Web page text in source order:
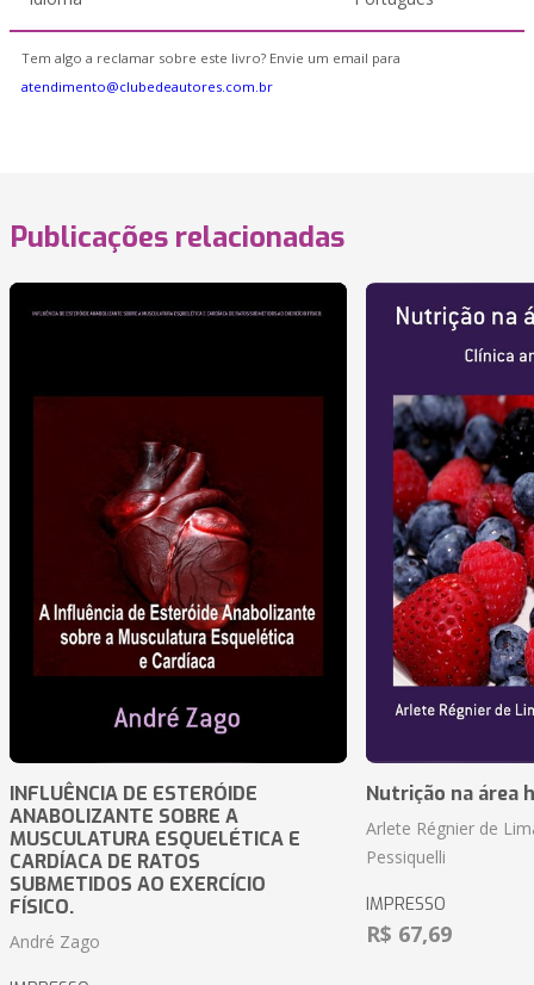
Tem algo a reclamar sobre este livro? Envie um email para
atendimento@clubedeautores.com.br
Publicações relacionadas
INFLUÊNCIA DE ESTERÓIDE
ANABOLIZANTE SOBRE A
MUSCULATURA ESQUELÉTICA E
CARDÍACA DE RATOS
SUBMETIDOS AO EXERCÍCIO
FÍSICO.
André Zago
Nutrição na área
Arlete Régnier de
Pessiquelli
IMPRESSO
R$ 67,69